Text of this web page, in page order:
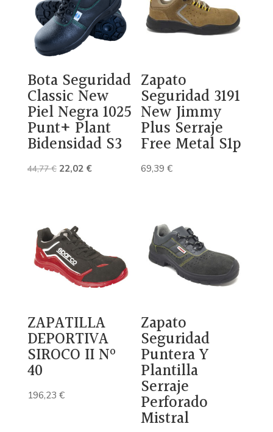
Bota Seguridad
Classic New
Piel Negra 1025
Punt+ Plant
Bidensidad S3
44,77€ El
44,77 €.
22,02 €El
Zapato
Seguridad 3191
New Jimmy
Plus Serraje
Free Metal S1p
69,39€
ZAPATILLA
DEPORTIVA
SIROCO II Nº
40
196,23 €
Zapato
Seguridad
Puntera Y
Plantilla
Serraje
Perforado
Mistral